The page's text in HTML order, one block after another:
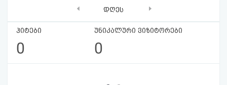
სალიცენზიო
შეთანხმება
და
დღეს
ჰიტები
0
უნიკალური ვიზიტორები
0
‹ ›